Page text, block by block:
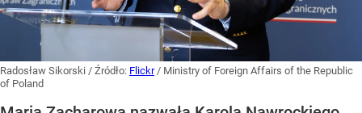
Radosław Sikorski / Źródło: Flickr / Ministry of Foreign Affairs of the Republic
of Poland